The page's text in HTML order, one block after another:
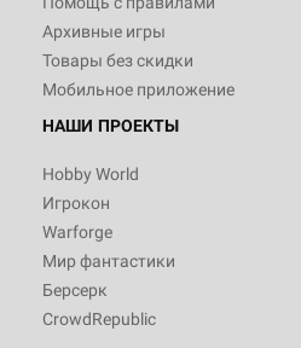
Архивные игры
Товары без скидки
Мобильное приложение
НАШИ ПРОЕКТЫ
Hobby World
Игрокон
Warforge
Мир фантастики
Берсерк
CrowdRepublic